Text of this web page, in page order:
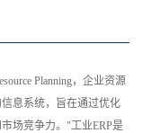
Planning，企业资源
息系统，旨在通过优化
场竞争力。"工业ERP是